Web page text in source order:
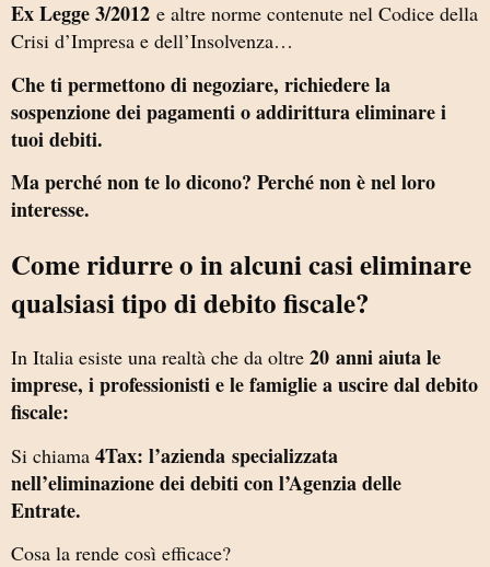
Ex Legge 3/2012 e altre norme contenute nel Codice della
Crisi d’Impresa e dell’Insolvenza…
Che ti permettono di negoziare, richiedere la
sospenzione dei pagamenti o addirittura eliminare i
tuoi debiti.
Ma perché non te lo dicono? Perché non è nel loro
interesse.
Come ridurre o in alcuni casi eliminare
qualsiasi tipo di debito fiscale?
In Italia esiste una realtà che da oltre 20 anni aiuta le
imprese, i professionisti e le famiglie a uscire dal debito
fiscale:
Si chiama 4Tax: l’azienda specializzata
nell’eliminazione dei debiti con l’Agenzia delle
Entrate.
Cosa la rende così efficace?